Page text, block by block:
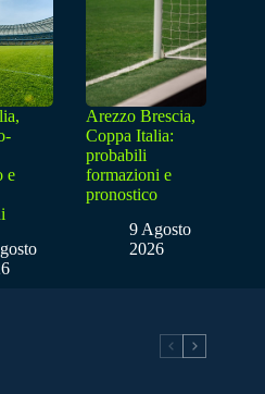
e
Arezzo Brescia,
Coppa Italia:
probabili
formazioni e
pronostico
9 Agosto
2026